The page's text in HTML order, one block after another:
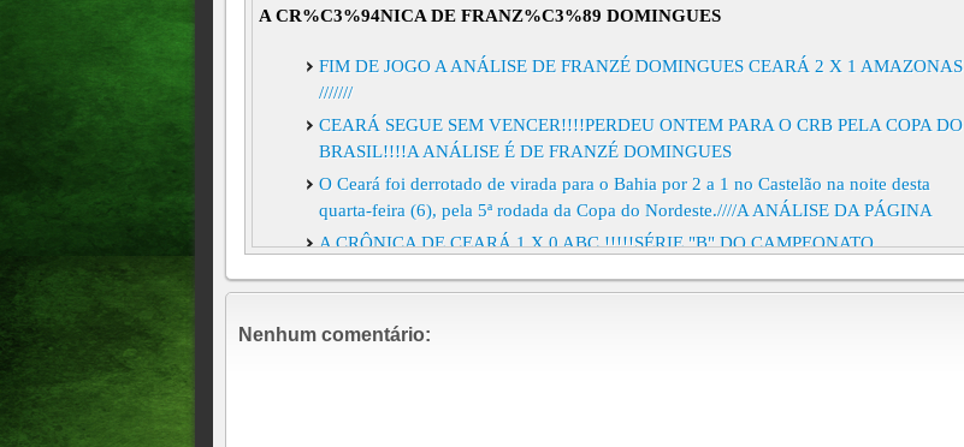
A CR%C3%94NICA DE FRANZ%C3%89 DOMINGUES
FIM DE JOGO A ANÁLISE DE FRANZÉ DOMINGUES CEARÁ 2 X 1 AMAZONAS
///////
CEARÁ SEGUE SEM VENCER!!!!PERDEU ONTEM PARA O CRB PELA COPA DO
BRASIL!!!!A ANÁLISE É DE FRANZÉ DOMINGUES
O Ceará foi derrotado de virada para o Bahia por 2 a 1 no Castelão na noite desta
quarta-feira (6), pela 5ª rodada da Copa do Nordeste.////A ANÁLISE DA PÁGINA
A CRÔNICA DE CEARÁ 1 X 0 ABC !!!!!SÉRIE "B" DO CAMPEONATO
ANÁLISE DE CEARÁ 1 X 0 VILA NOVA!!!!POR FRANZÉ DOMINGUES
Nenhum comentário: